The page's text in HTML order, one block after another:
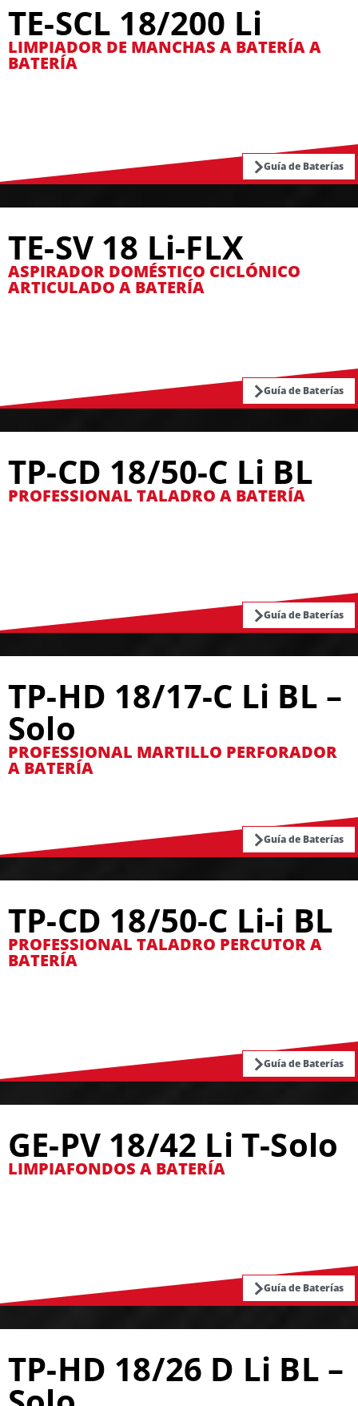
TE-SCL 18/200 Li
LIMPIADOR DE MANCHAS A BATERÍA A
BATERÍA
Guía de Baterías
TE-SV 18 Li-FLX
ASPIRADOR DOMÉSTICO CICLÓNICO
ARTICULADO A BATERÍA
Guía de Baterías
TP-CD 18/50-C Li BL
PROFESSIONAL TALADRO A BATERÍA
Guía de Baterías
TP-HD 18/17-C Li BL –
Solo
PROFESSIONAL MARTILLO PERFORADOR
A BATERÍA
Guía de Baterías
TP-CD 18/50-C Li-i BL
PROFESSIONAL TALADRO PERCUTOR A
BATERÍA
Guía de Baterías
GE-PV 18/42 Li T-Solo
LIMPIAFONDOS A BATERÍA
Guía de Baterías
TP-HD 18/26 D Li BL –